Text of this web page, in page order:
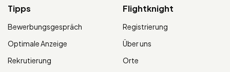
Tipps
Bewerbungsgespräch
Optimale Anzeige
Rekrutierung
Flightknight
Registrierung
Über uns
Orte